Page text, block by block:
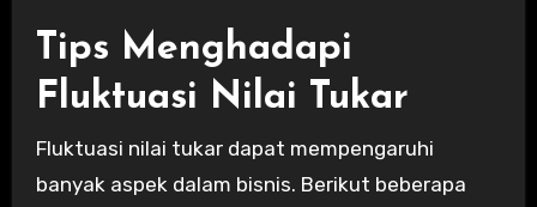
Tips Menghadapi
Fluktuasi Nilai Tukar
Fluktuasi nilai tukar dapat mempengaruhi
banyak aspek dalam bisnis. Berikut beberapa